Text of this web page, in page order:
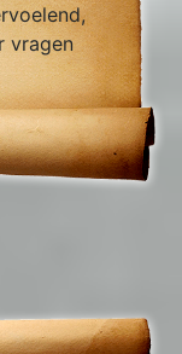
vragen